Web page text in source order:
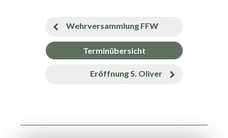
Wehrversammlung FFW
Terminübersicht
Eröffnung S. Oliver